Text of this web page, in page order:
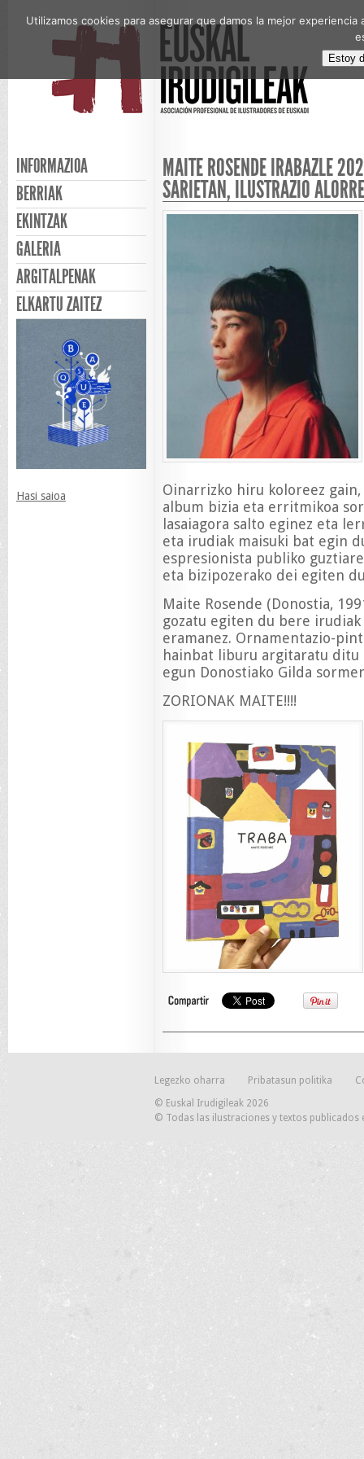
INFORMAZIOA
BERRIAK
EKINTZAK
GALERIA
ARGITALPENAK
ELKARTU ZAITEZ
Hasi saioa
MAITE ROSENDE IRABAZLE
SARIETAN, ILUSTRAZIO
Oinarrizko hiru koloreez
album bizia eta erritmikoa
lasaiagora salto eginez eta
eta irudiak maisuki bat egin
espresionista publiko
eta bizipozerako dei egiten
Maite Rosende (Donostia,
gozatu egiten du bere
eramanez. Ornamentazio-
hainbat liburu argitaratu ditu
egun Donostiako Gilda
ZORIONAK MAITE!!!!
Legezko oharra Pribatasun politika
© Euskal Irudigileak 2026
© Todas las ilustraciones y textos publicados
Utilizamos cookies para asegurar que damos la mejor
Estoy